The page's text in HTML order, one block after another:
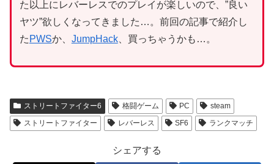
た以上にレバーレスでのプレイが楽しいので、”良い
ヤツ”欲しくなってきました…。前回の記事で紹介し
た PWSか、 JumpHack、買っちゃうかも…。
ストリートファイター6 格闘ゲーム PC
steam
ストリートファイター
レバーレス SF6 ランクマッチ
シェアする